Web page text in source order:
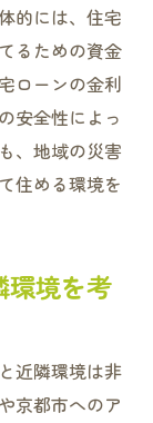
計算方法
資金計画
ュレーシ
シミュレ
交渉のポ
めのローン
的には、住宅
るための資金
ローンの金利
安全性によっ
、地域の災害
住める環境を
環境を考
近隣環境は非
京都市へのア